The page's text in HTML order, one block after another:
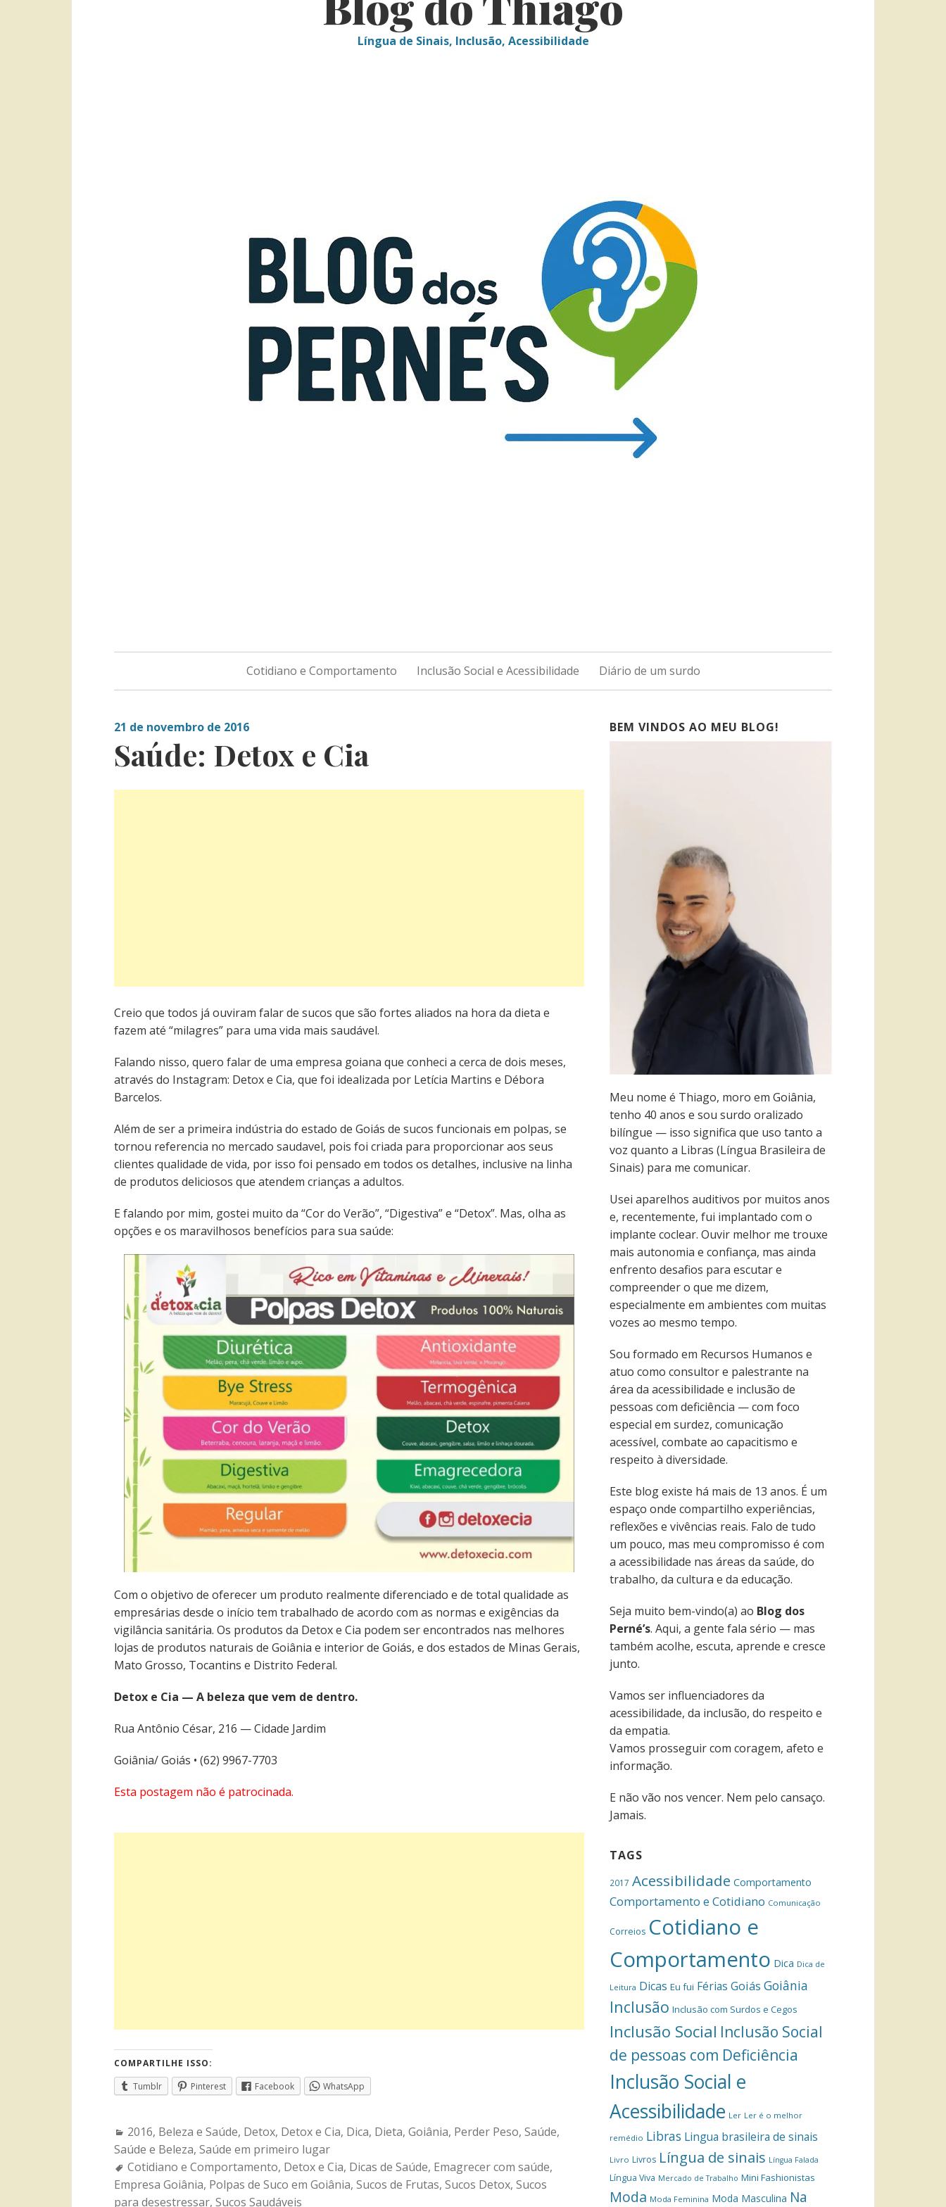
Língua de Sinais, Inclusão, Acessibilidade
Cotidiano e Comportamento Inclusão Social e Acessibilidade Diário de um surdo
21 de novembro de 2016
Saúde: Detox e Cia
Creio que todos já ouviram falar de sucos que são fortes aliados na hora da dieta e
fazem até “milagres” para uma vida mais saudável.
Falando nisso, quero falar de uma empresa goiana que conheci a cerca de dois meses,
através do Instagram: Detox e Cia, que foi idealizada por Letícia Martins e Débora
Barcelos.
Além de ser a primeira indústria do estado de Goiás de sucos funcionais em polpas, se
tornou referencia no mercado saudavel, pois foi criada para proporcionar aos seus
clientes qualidade de vida, por isso foi pensado em todos os detalhes, inclusive na linha
de produtos deliciosos que atendem crianças a adultos.
E falando por mim, gostei muito da “Cor do Verão”, “Digestiva” e “Detox”. Mas, olha as
opções e os maravilhosos benefícios para sua saúde:
Com o objetivo de oferecer um produto realmente diferenciado e de total qualidade as
empresárias desde o início tem trabalhado de acordo com as normas e exigências da
vigilância sanitária. Os produtos da Detox e Cia podem ser encontrados nas melhores
lojas de produtos naturais de Goiânia e interior de Goiás, e dos estados de Minas Gerais,
Mato Grosso, Tocantins e Distrito Federal.
Detox e Cia — A beleza que vem de dentro.
Rua Antônio César, 216 — Cidade Jardim
Goiânia/ Goiás • (62) 9967-7703
Esta postagem não é patrocinada.
COMPARTILHE ISSO:
Tumblr
Pinterest Facebook WhatsApp
Categories:
2016, Beleza e Saúde, Detox, Detox e Cia, Dica, Dieta, Goiânia, Perder Peso, Saúde,
Saúde e Beleza, Saúde em primeiro lugar
Tags:
Cotidiano e Comportamento, Detox e Cia, Dicas de Saúde, Emagrecer com saúde,
Empresa Goiânia, Polpas de Suco em Goiânia, Sucos de Frutas, Sucos Detox, Sucos
para desestressar, Sucos Saudáveis
BEM VINDOS AO MEU BLOG!
Meu nome é Thiago, moro em Goiânia,
tenho 40 anos e sou surdo oralizado
bilíngue — isso significa que uso tanto a
voz quanto a Libras (Língua Brasileira de
Sinais) para me comunicar.
Usei aparelhos auditivos por muitos anos
e, recentemente, fui implantado com o
implante coclear. Ouvir melhor me trouxe
mais autonomia e confiança, mas ainda
enfrento desafios para escutar e
compreender o que me dizem,
especialmente em ambientes com muitas
vozes ao mesmo tempo.
Sou formado em Recursos Humanos e
atuo como consultor e palestrante na
área da acessibilidade e inclusão de
pessoas com deficiência — com foco
especial em surdez, comunicação
acessível, combate ao capacitismo e
respeito à diversidade.
Este blog existe há mais de 13 anos. É um
espaço onde compartilho experiências,
reflexões e vivências reais. Falo de tudo
um pouco, mas meu compromisso é com
a acessibilidade nas áreas da saúde, do
trabalho, da cultura e da educação.
Seja muito bem-vindo(a) ao Blog dos
Perné’s. Aqui, a gente fala sério — mas
também acolhe, escuta, aprende e cresce
junto.
Vamos ser influenciadores da
acessibilidade, da inclusão, do respeito e
da empatia.
Vamos prosseguir com coragem, afeto e
informação.
E não vão nos vencer. Nem pelo cansaço.
Jamais.
TAGS
2017 Acessibilidade Comportamento
Comportamento e Cotidiano Comunicação
Correios Cotidiano e
Comportamento Dica Dica de
Leitura Dicas Eu fui Férias Goiás Goiânia
Inclusão Inclusão com Surdos e Cegos
Inclusão Social Inclusão Social
de pessoas com Deficiência
Inclusão Social e
Acessibilidade Ler Ler é o melhor
remédio Libras Lingua brasileira de sinais
Livro Livros Língua de sinais Língua Falada
Língua Viva Mercado de Trabalho Mini Fashionistas
Moda Moda Feminina Moda Masculina Na